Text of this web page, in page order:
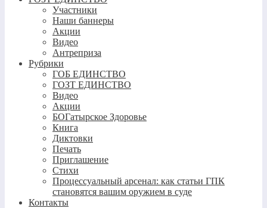
Участники
Наши баннеры
Акции
Видео
Антреприза
Рубрики
ГОБ ЕДИНСТВО
ГОЗТ ЕДИНСТВО
Видео
Акции
БОГатырское Здоровье
Книга
Диктовки
Печать
Приглашение
Стихи
Процессуальный арсенал: как статьи ГПК
становятся вашим оружием в суде
Контакты